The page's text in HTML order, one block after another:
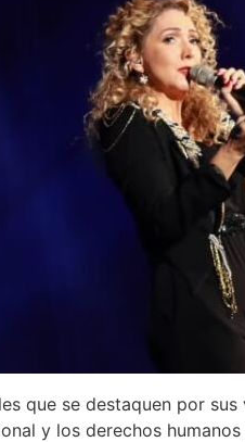
que se destaquen por
y los derechos